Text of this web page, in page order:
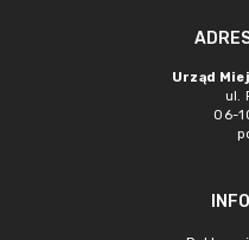
Urząd
ul.
06-